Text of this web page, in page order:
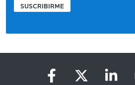
SUSCRIBIRME